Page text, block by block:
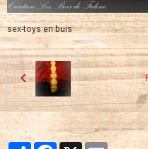
sex-toys en buis